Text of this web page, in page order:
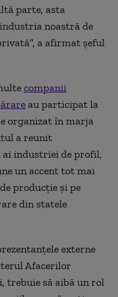
parte, asta
noastră de
a afirmat șeful
companii
au participat la
organizat în marja
a reunit
industriei de profil,
un accent tot mai
producție și pe
din statele
externe
Afacerilor
trebuie să aibă un rol